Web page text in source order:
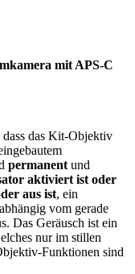
mit APS-C
das Kit-Objektiv
permanent und
aktiviert ist oder
aus ist, ein
vom gerade
Das Geräusch ist ein
nur im stillen
Funktionen sind